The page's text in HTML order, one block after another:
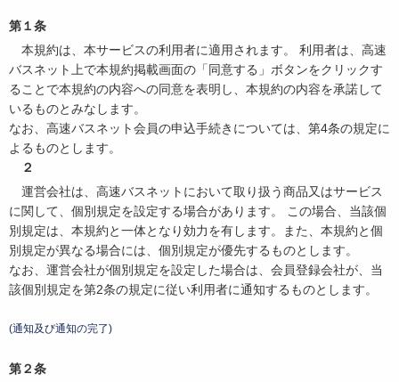
第１条
本規約は、本サービスの利用者に適用されます。 利用者は、高速
バスネット上で本規約掲載画面の「同意する」ボタンをクリックす
ることで本規約の内容への同意を表明し、本規約の内容を承諾して
いるものとみなします。
なお、高速バスネット会員の申込手続きについては、第4条の規定に
よるものとします。
２
運営会社は、高速バスネットにおいて取り扱う商品又はサービス
に関して、個別規定を設定する場合があります。 この場合、当該個
別規定は、本規約と一体となり効力を有します。また、本規約と個
別規定が異なる場合には、個別規定が優先するものとします。
なお、運営会社が個別規定を設定した場合は、会員登録会社が、当
該個別規定を第2条の規定に従い利用者に通知するものとします。
(通知及び通知の完了)
第２条